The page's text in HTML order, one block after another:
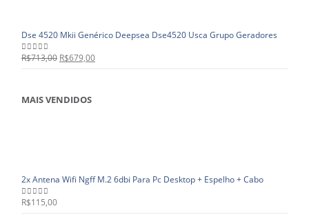
Dse 4520 Mkii Genérico Deepsea Dse4520 Usca Grupo Geradores
0out of 5
R$713,00 R$679,00
MAIS VENDIDOS
2x Antena Wifi Ngff M.2 6dbi Para Pc Desktop + Espelho + Cabo
0out of 5
R$115,00